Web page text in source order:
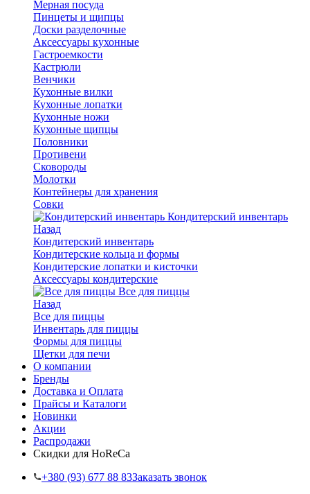
Мерная посуда
Пинцеты и щипцы
Доски разделочные
Аксессуары кухонные
Гастроемкости
Кастрюли
Венчики
Кухонные вилки
Кухонные лопатки
Кухонные ножи
Кухонные щипцы
Половники
Противени
Сковороды
Молотки
Контейнеры для хранения
Совки
Кондитерский инвентарь
Назад
Кондитерский инвентарь
Кондитерские кольца и формы
Кондитерские лопатки и кисточки
Аксессуары кондитерские
Все для пиццы
Назад
Все для пиццы
Инвентарь для пиццы
Формы для пиццы
Щетки для печи
О компании
Бренды
Доставка и Оплата
Прайсы и Каталоги
Новинки
Акции
Распродажи
Скидки для HoReCa
+38‎0 (93) 677 88 83Заказать звонок